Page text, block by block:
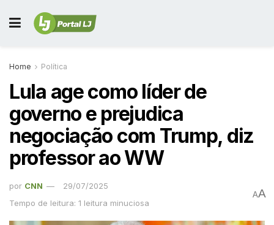
Home Política
Lula age como líder de
governo e prejudica
negociação com Trump, diz
professor ao WW
por CNN
29/07/2025
Tempo de leitura: 1 leitura minuciosa
AA